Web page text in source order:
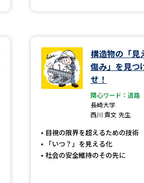
構造物の「見
傷み」を見つ
せ！
関心ワード：道路
長崎大学
西川 貴文 先生
目視の限界を超えるための技術
「いつ？」を見える化
社会の安全維持のその先に